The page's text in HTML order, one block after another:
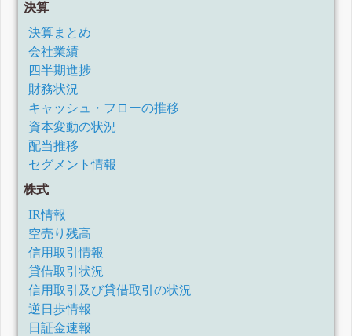
決算
決算まとめ
会社業績
四半期進捗
財務状況
キャッシュ・フローの推移
資本変動の状況
配当推移
セグメント情報
株式
IR情報
空売り残高
信用取引情報
貸借取引状況
信用取引及び貸借取引の状況
逆日歩情報
日証金速報